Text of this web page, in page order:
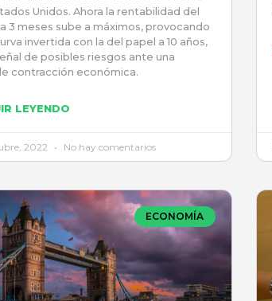
Unidos. Ahora la rentabilidad del
3 meses sube a máximos, provocando
invertida con la del papel a 10 años,
de posibles riesgos ante una
contracción económica.
LEYENDO
2022 No hay comentarios
ECONOMÍA